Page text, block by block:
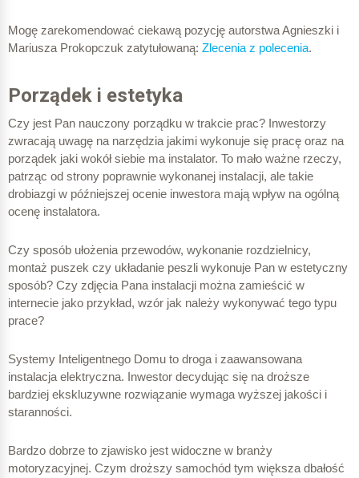
Mogę zarekomendować ciekawą pozycję autorstwa Agnieszki i
Mariusza Prokopczuk zatytułowaną: Zlecenia z polecenia.
Porządek i estetyka
Czy jest Pan nauczony porządku w trakcie prac? Inwestorzy
zwracają uwagę na narzędzia jakimi wykonuje się pracę oraz na
porządek jaki wokół siebie ma instalator. To mało ważne rzeczy,
patrząc od strony poprawnie wykonanej instalacji, ale takie
drobiazgi w późniejszej ocenie inwestora mają wpływ na ogólną
ocenę instalatora.
Czy sposób ułożenia przewodów, wykonanie rozdzielnicy,
montaż puszek czy układanie peszli wykonuje Pan w estetyczny
sposób? Czy zdjęcia Pana instalacji można zamieścić w
internecie jako przykład, wzór jak należy wykonywać tego typu
prace?
Systemy Inteligentnego Domu to droga i zaawansowana
instalacja elektryczna. Inwestor decydując się na droższe
bardziej ekskluzywne rozwiązanie wymaga wyższej jakości i
staranności.
Bardzo dobrze to zjawisko jest widoczne w branży
motoryzacyjnej. Czym droższy samochód tym większa dbałość